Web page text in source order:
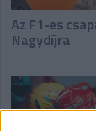
Az F1-es
Nagydíjra